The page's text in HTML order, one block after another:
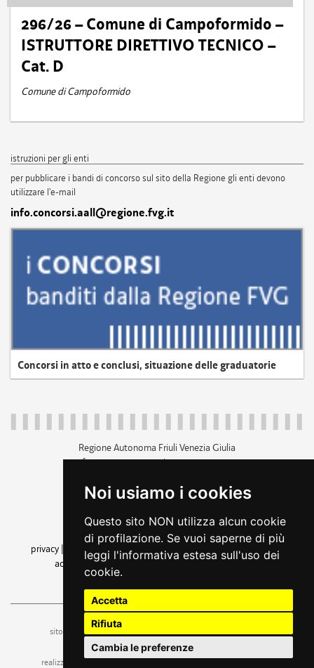
Noi usiamo i cookies
Questo sito NON utilizza alcun cookie
di profilazione. Se vuoi saperne di più
leggi l'informativa estesa sull'uso dei
cookie.
Accetta
Rifiuta
Cambia le preferenze
296/26 – Comune di Campoformido –
ISTRUTTORE DIRETTIVO TECNICO –
Cat. D
Comune di Campoformido
istruzioni per gli enti
per pubblicare i bandi di concorso sul sito della Regione gli enti devono
utilizzare l'e-mail
info.concorsi.aall@regione.fvg.it
Concorsi in atto e conclusi, situazione delle graduatorie
Regione Autonoma Friuli Venezia Giulia
c.f. 80014930327; p.iva 00526040324
+39 040 3771111
amministrazione trasparente
privacy
cookie |note legali accessibilità
dichiarazione di
accessibilità| feedback
cambio preferenze cookie
sito a cura dell'ufficio stampa e comunicazione
realizzazione